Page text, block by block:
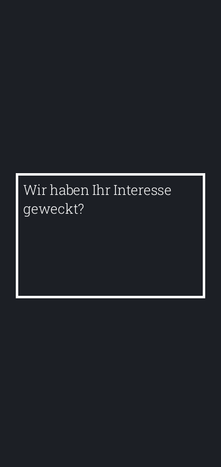
Wir haben Ihr Interesse
geweckt?